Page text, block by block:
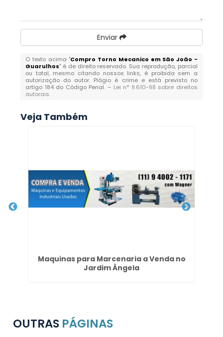
Enviar
O texto acima "Compro Torno Mecanico em São João -
Guarulhos" é de direito reservado. Sua reprodução, parcial
ou total, mesmo citando nossos links, é proibida sem a
autorização do autor. Plágio é crime e está previsto no
artigo 184 do Código Penal. – Lei n° 9.610-98 sobre direitos
autorais.
Veja Também
Maquinas para Marcenaria a Venda no
Jardim Ângela
OUTRAS PÁGINAS